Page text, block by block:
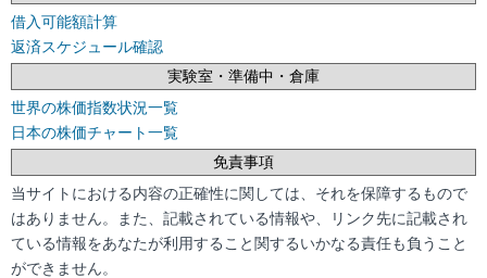
借入可能額計算
返済スケジュール確認
実験室・準備中・倉庫
世界の株価指数状況一覧
日本の株価チャート一覧
免責事項
当サイトにおける内容の正確性に関しては、それを保障するもので
はありません。また、記載されている情報や、リンク先に記載され
ている情報をあなたが利用すること関するいかなる責任も負うこと
ができません。